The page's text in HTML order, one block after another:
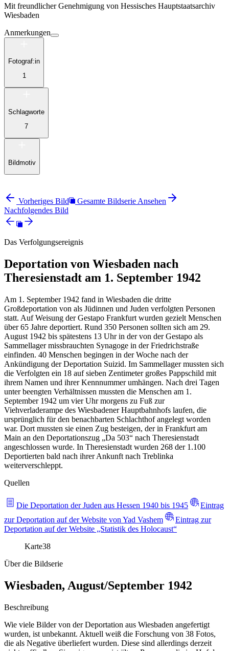
Mit freundlicher Genehmigung von Hessisches Hauptstaatsarchiv
Wiesbaden
Anmerkungen
Fotograf:in
1
Schlagworte
7
Bildmotiv
Vorheriges Bild
Gesamte Bildserie Ansehen
Nachfolgendes Bild
Das Verfolgungsereignis
Deportation von Wiesbaden nach
Theresienstadt am 1. September 1942
Am 1. September 1942 fand in Wiesbaden die dritte
Großdeportation von als Jüdinnen und Juden verfolgten Personen
statt. Auf Weisung der Gestapo Frankfurt wurden gezielt Menschen
über 65 Jahre deportiert. Rund 350 Personen sollten sich am 29.
August 1942 bis spätestens 13 Uhr in der von der Gestapo als
Sammellager missbrauchten Synagoge in der Friedrichstraße
einfinden. 40 Menschen begingen in der Woche nach der
Ankündigung der Deportation Suizid. Im Sammellager mussten sich
die Verfolgten ein 18 auf sieben Zentimeter großes Pappschild mit
ihrem Namen und ihrer Kennnummer umhängen. Nach drei Tagen
unter beengten Verhältnissen mussten die Menschen am 1.
September 1942 um vier Uhr morgens zu Fuß zur
Viehverladerampe des Wiesbadener Hauptbahnhofs laufen, die
ursprünglich für den benachbarten Schlachthof angelegt worden
war. Dort mussten sie einen Zug besteigen, der in Frankfurt am
Main an den Deportationszug „Da 503“ nach Theresienstadt
angeschlossen wurde. In Theresienstadt wurden 268 der 1.100
Deportierten bald nach ihrer Ankunft nach Treblinka
weiterverschleppt.
Quellen
Die Deportation der Juden aus Hessen 1940 bis 1945
Eintrag
zur Deportation auf der Website von Yad Vashem
Eintrag zur
Deportation auf der Website „Statistik des Holocaust“
Karte38
Über die Bildserie
Wiesbaden, August/September 1942
Beschreibung
Wie viele Bilder von der Deportation aus Wiesbaden angefertigt
wurden, ist unbekannt. Aktuell weiß die Forschung von 38 Fotos,
die als Negative überliefert wurden. Diese sind allerdings derzeit